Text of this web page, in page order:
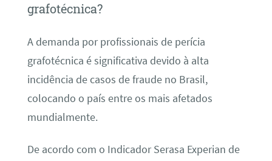
grafotécnica?
A demanda por profissionais de perícia
grafotécnica é significativa devido à alta
incidência de casos de fraude no Brasil,
colocando o país entre os mais afetados
mundialmente.
De acordo com o Indicador Serasa Experian de